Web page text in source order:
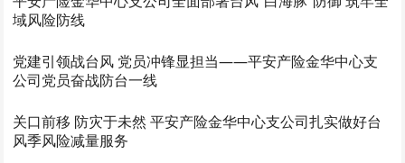
域风险防线
党建引领战台风 党员冲锋显担当——平安产险金华中心支
公司党员奋战防台一线
关口前移 防灾于未然 平安产险金华中心支公司扎实做好台
风季风险减量服务